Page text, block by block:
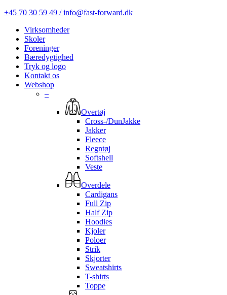
+45 70 30 59 49 / info@fast-forward.dk
Virksomheder
Skoler
Foreninger
Bæredygtighed
Tryk og logo
Kontakt os
Webshop
–
Overtøj
Cross-/DunJakke
Jakker
Fleece
Regntøj
Softshell
Veste
Overdele
Cardigans
Full Zip
Half Zip
Hoodies
Kjoler
Poloer
Strik
Skjorter
Sweatshirts
T-shirts
Toppe